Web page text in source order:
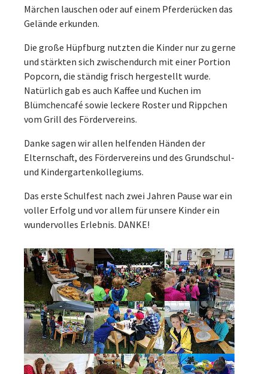
Märchen lauschen oder auf einem Pferderücken das
Gelände erkunden.
Die große Hüpfburg nutzten die Kinder nur zu gerne
und stärkten sich zwischendurch mit einer Portion
Popcorn, die ständig frisch hergestellt wurde.
Natürlich gab es auch Kaffee und Kuchen im
Blümchencafé sowie leckere Roster und Rippchen
vom Grill des Fördervereins.
Danke sagen wir allen helfenden Händen der
Elternschaft, des Fördervereins und des Grundschul-
und Kindergartenkollegiums.
Das erste Schulfest nach zwei Jahren Pause war ein
voller Erfolg und vor allem für unsere Kinder ein
wundervolles Erlebnis. DANKE!